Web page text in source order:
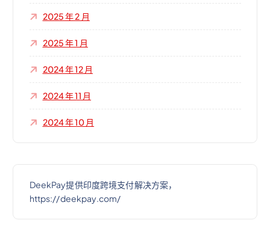
2025 年 2 月
2025 年 1 月
2024 年 12 月
2024 年 11 月
2024 年 10 月
DeekPay提供印度跨境支付解决方案，
https://deekpay.com/